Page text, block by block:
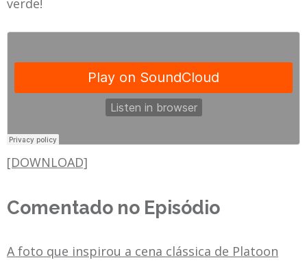
verde!
[DOWNLOAD]
Comentado no Episódio
A foto que inspirou a cena clássica de Platoon